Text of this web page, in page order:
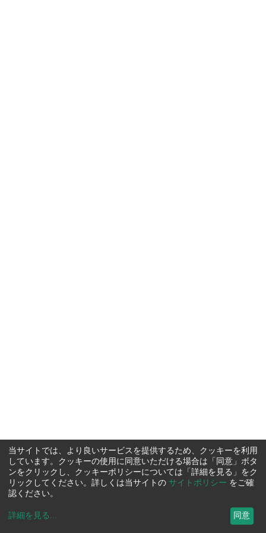
当サイトでは、より良いサービスを提供するため、クッキーを利用
しています。クッキーの使用に同意いただける場合は「同意」ボタ
ンをクリックし、クッキーポリシーについては「詳細を見る」をク
リックしてください。詳しくは当サイトの サイトポリシー をご確
認ください。
詳細を見る ... 同意